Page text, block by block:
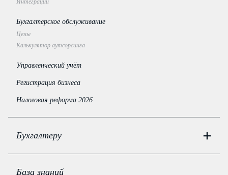
Интеграции
Бухгалтерское обслуживание
Цены
Калькулятор аутсорсинга
Управленческий учёт
Регистрация бизнеса
Налоговая реформа 2026
Бухгалтеру
Цены
База знаний